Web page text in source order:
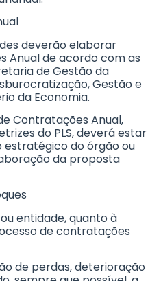
deverão elaborar
Anual de acordo com as
de Gestão da
Gestão e
da Economia.
Contratações Anual,
do PLS, deverá estar
do órgão ou
da proposta
entidade, quanto à
de contratações
de perdas, deterioração